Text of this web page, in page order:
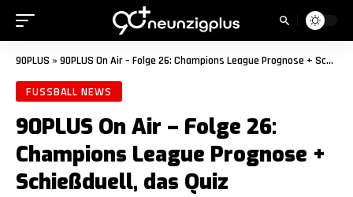
90PLUS » 90PLUS On Air – Folge 26: Champions League Prognose + Schießduell, das Quiz
FUSSBALL NEWS
90PLUS On Air – Folge 26:
Champions League Prognose +
Schießduell, das Quiz